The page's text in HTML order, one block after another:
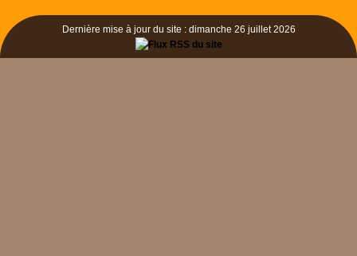
Dernière mise à jour du site : dimanche 26 juillet 2026